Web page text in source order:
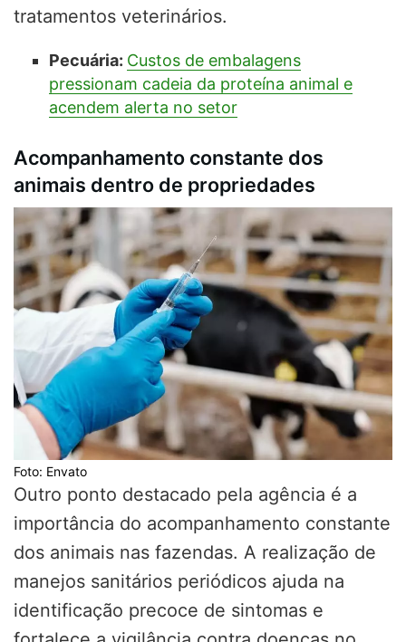
tratamentos veterinários.
Pecuária: Custos de embalagens
pressionam cadeia da proteína animal e
acendem alerta no setor
Acompanhamento constante dos
animais dentro de propriedades
Foto: Envato
Outro ponto destacado pela agência é a
importância do acompanhamento constante
dos animais nas fazendas. A realização de
manejos sanitários periódicos ajuda na
identificação precoce de sintomas e